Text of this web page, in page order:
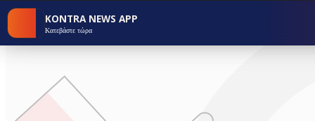
KONTRA NEWS APP
Κατεβάστε τώρα